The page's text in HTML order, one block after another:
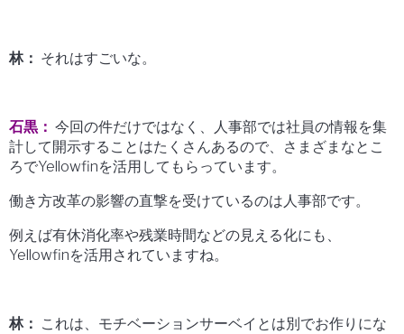
林： それはすごいな。
石黒： 今回の件だけではなく、人事部では社員の情報を集
計して開示することはたくさんあるので、さまざまなとこ
ろでYellowfinを活用してもらっています。
働き方改革の影響の直撃を受けているのは人事部です。
例えば有休消化率や残業時間などの見える化にも、
Yellowfinを活用されていますね。
林： これは、モチベーションサーベイとは別でお作りにな